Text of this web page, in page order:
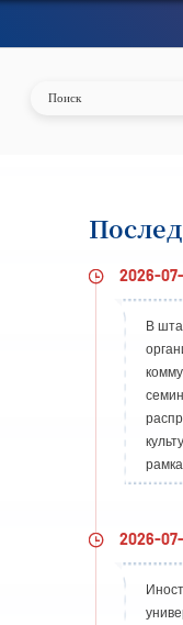
2026-07-
В
2026-